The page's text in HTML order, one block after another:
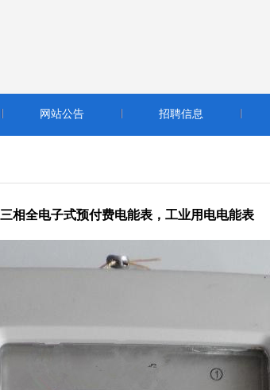
网站公告 招聘信息
三相全电子式预付费电能表，工业用电电能表